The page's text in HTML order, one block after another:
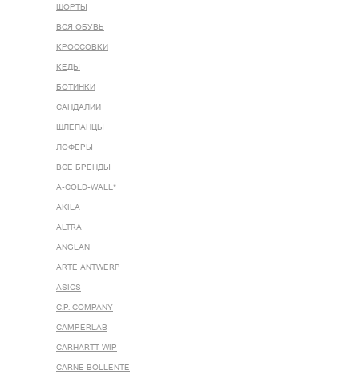
ШОРТЫ
ВСЯ ОБУВЬ
КРОССОВКИ
КЕДЫ
БОТИНКИ
САНДАЛИИ
ШЛЕПАНЦЫ
ЛОФЕРЫ
ВСЕ БРЕНДЫ
A-COLD-WALL*
AKILA
ALTRA
ANGLAN
ARTE ANTWERP
ASICS
C.P. COMPANY
CAMPERLAB
CARHARTT WIP
CARNE BOLLENTE